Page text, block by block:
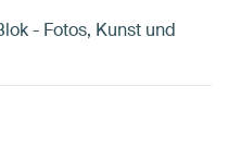
- Fotos, Kunst und